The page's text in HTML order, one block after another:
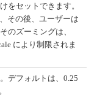
をセットできます。
その後、ユーザーは
のズーミングは、
により制限されま
デフォルトは、0.25